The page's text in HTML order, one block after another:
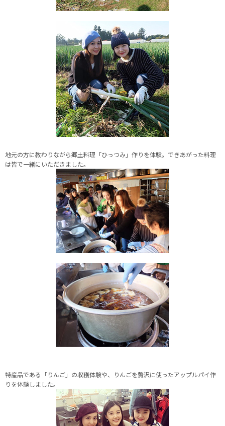
地元の方に教わりながら郷土料理「ひっつみ」作りを体験。できあがった料理
は皆で一緒にいただきました。
特産品である「りんご」の収穫体験や、りんごを贅沢に使ったアップルパイ作
りを体験しました。